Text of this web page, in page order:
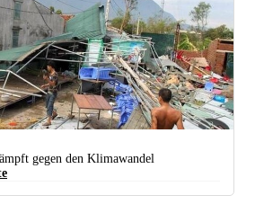
Im Norden Vietnams. (foto: Zing.vn)
gegen den Klimawandel